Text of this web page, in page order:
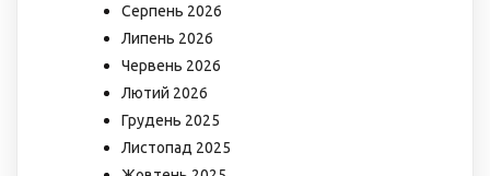
Серпень 2026
Липень 2026
Червень 2026
Лютий 2026
Грудень 2025
Листопад 2025